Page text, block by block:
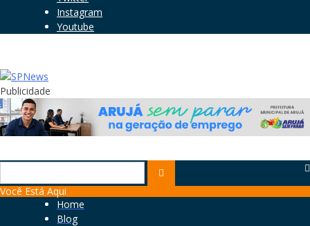
Instagram
Youtube
Publicidade
Search
for:
Você Está Aqui
Home
Blog